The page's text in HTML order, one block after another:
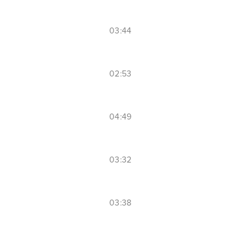
03:44
02:53
04:49
03:32
03:38